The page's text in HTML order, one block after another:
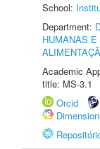
School:
Department:
HUMANAS
Academic
title: MS-3.1
Orcid